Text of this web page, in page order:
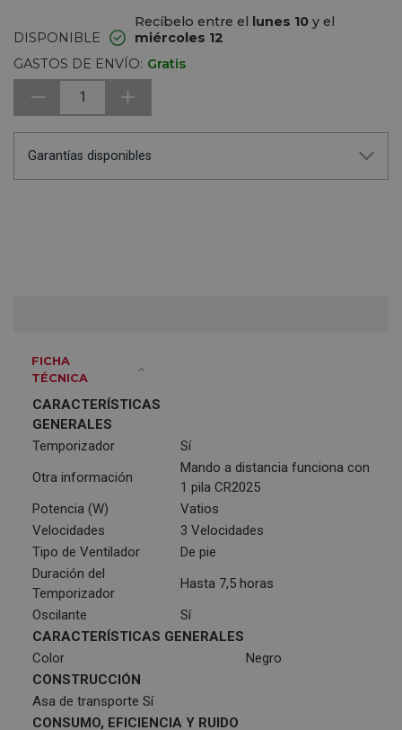
DISPONIBLE
Recíbelo entre el lunes 10 y el
miércoles 12
GASTOS DE ENVÍO: Gratis
1
Garantías disponibles
FICHA
TÉCNICA
CARACTERÍSTICAS
GENERALES
Temporizador
Sí
Otra información
Mando a distancia funciona con
1 pila CR2025
Potencia (W)
Vatios
Velocidades
3 Velocidades
Tipo de Ventilador
De pie
Duración del
Temporizador
Hasta 7,5 horas
Oscilante
Sí
CARACTERÍSTICAS GENERALES
Color
Negro
CONSTRUCCIÓN
Asa de transporte Sí
CONSUMO, EFICIENCIA Y RUIDO